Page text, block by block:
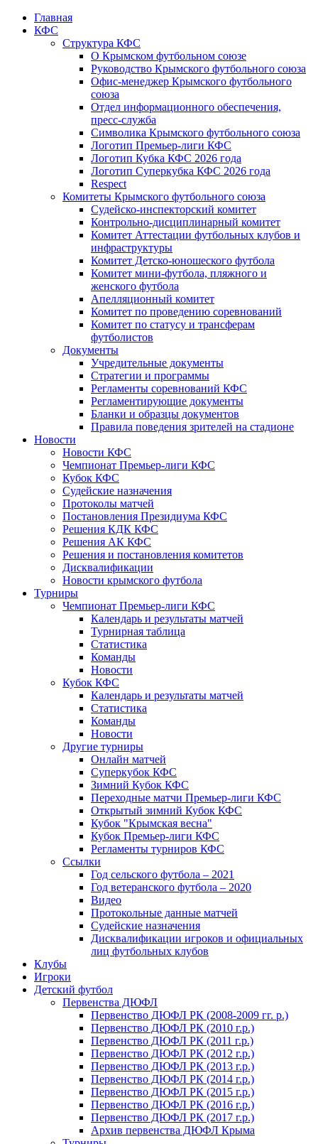
Главная
КФС
Структура КФС
О Крымском футбольном союзе
Руководство Крымского футбольного союза
Офис-менеджер Крымского футбольного
союза
Отдел информационного обеспечения,
пресс-служба
Символика Крымского футбольного союза
Логотип Премьер-лиги КФС
Логотип Кубка КФС 2026 года
Логотип Суперкубка КФС 2026 года
Respect
Комитеты Крымского футбольного союза
Судейско-инспекторский комитет
Контрольно-дисциплинарный комитет
Комитет Аттестации футбольных клубов и
инфраструктуры
Комитет Детско-юношеского футбола
Комитет мини-футбола, пляжного и
женского футбола
Апелляционный комитет
Комитет по проведению соревнований
Комитет по статусу и трансферам
футболистов
Документы
Учредительные документы
Стратегии и программы
Регламенты соревнований КФС
Регламентирующие документы
Бланки и образцы документов
Правила поведения зрителей на стадионе
Новости
Новости КФС
Чемпионат Премьер-лиги КФС
Кубок КФС
Судейские назначения
Протоколы матчей
Постановления Президиума КФС
Решения КДК КФС
Решения АК КФС
Решения и постановления комитетов
Дисквалификации
Новости крымского футбола
Турниры
Чемпионат Премьер-лиги КФС
Календарь и результаты матчей
Турнирная таблица
Статистика
Команды
Новости
Кубок КФС
Календарь и результаты матчей
Статистика
Команды
Новости
Другие турниры
Онлайн матчей
Суперкубок КФС
Зимний Кубок КФС
Переходные матчи Премьер-лиги КФС
Открытый зимний Кубок КФС
Кубок "Крымская весна"
Кубок Премьер-лиги КФС
Регламенты турниров КФС
Ссылки
Год сельского футбола – 2021
Год ветеранского футбола – 2020
Видео
Протокольные данные матчей
Судейские назначения
Дисквалификации игроков и официальных
лиц футбольных клубов
Клубы
Игроки
Детский футбол
Первенства ДЮФЛ
Первенство ДЮФЛ РК (2008-2009 гг. р.)
Первенство ДЮФЛ РК (2010 г.р.)
Первенство ДЮФЛ РК (2011 г.р.)
Первенство ДЮФЛ РК (2012 г.р.)
Первенство ДЮФЛ РК (2013 г.р.)
Первенство ДЮФЛ РК (2014 г.р.)
Первенство ДЮФЛ РК (2015 г.р.)
Первенство ДЮФЛ РК (2016 г.р.)
Первенство ДЮФЛ РК (2017 г.р.)
Архив первенства ДЮФЛ Крыма